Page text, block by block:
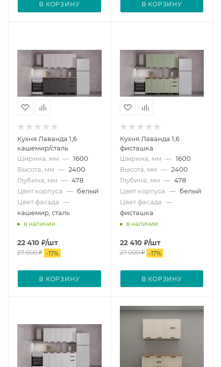
В КОРЗИНУ В КОРЗИНУ
Кухня Лаванда 1,6
кашемир/сталь
Ширина, мм — 1600
Высота, мм — 2400
Глубина, мм — 478
Цвет корпуса — белый
Цвет фасада —
кашемир, сталь
в наличии
22 410 ₽/шт
27 000₽ -17%
В КОРЗИНУ
Кухня Лаванда 1,6
фисташка
Ширина, мм — 1600
Высота, мм — 2400
Глубина, мм — 478
Цвет корпуса — белый
Цвет фасада —
фисташка
в наличии
22 410 ₽/шт
27 000₽ -17%
В КОРЗИНУ